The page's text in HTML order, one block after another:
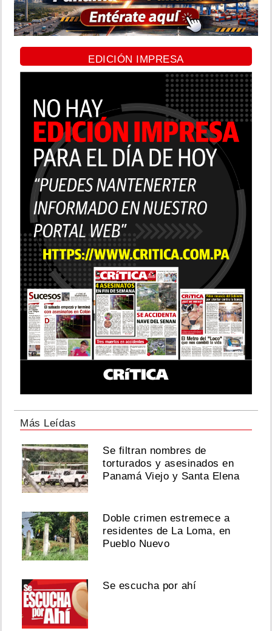
EDICIÓN IMPRESA
Más Leídas
Se filtran nombres de
torturados y asesinados en
Panamá Viejo y Santa Elena
Doble crimen estremece a
residentes de La Loma, en
Pueblo Nuevo
Se escucha por ahí